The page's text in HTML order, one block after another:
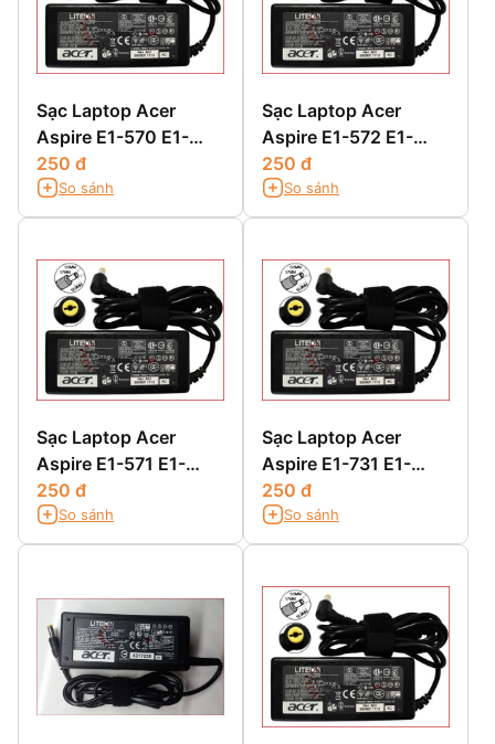
Sạc Laptop Acer
Aspire E1-570 E1-
570G
250 đ
So sánh
Sạc Laptop Acer
Aspire E1-572 E1-
572G E1-572P E1-
572PG
250 đ
So sánh
Sạc Laptop Acer
Aspire E1-571 E1-
571G
250 đ
So sánh
Sạc Laptop Acer
Aspire E1-731 E1-
731G E1-732G
250 đ
So sánh